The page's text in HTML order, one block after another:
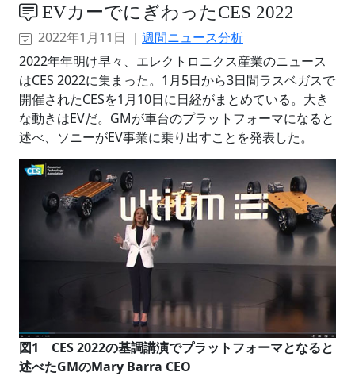
EVカーでにぎわったCES 2022
2022年1月11日 ｜ 週間ニュース分析
2022年年明け早々、エレクトロニクス産業のニュース
はCES 2022に集まった。1月5日から3日間ラスベガスで
開催されたCESを1月10日に日経がまとめている。大き
な動きはEVだ。GMが車台のプラットフォーマになると
述べ、ソニーがEV事業に乗り出すことを発表した。
図1 CES 2022の基調講演でプラットフォーマとなると
述べたGMのMary Barra CEO